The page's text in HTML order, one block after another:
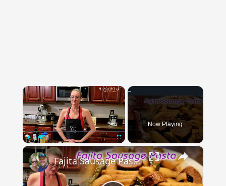
×
Play Unmute Fullscreen
Now Playing
×
Fajita Sausage Pasta | Dining In With Danielle